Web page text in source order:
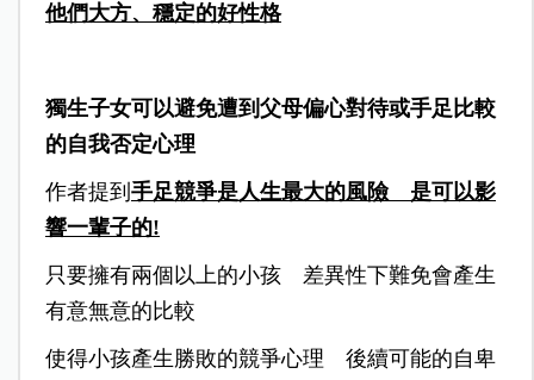
他們大方、穩定的好性格
獨生子女可以避免遭到父母偏心對待或手足比較
的自我否定心理
作者提到 手足競爭是人生最大的風險 是可以影
響一輩子的!
只要擁有兩個以上的小孩 差異性下難免會產生
有意無意的比較
使得小孩產生勝敗的競爭心理 後續可能的自卑